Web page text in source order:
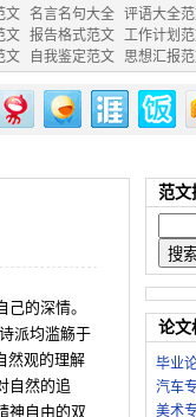
文 名言名句大全 评语大全
文 报告格式范文 工作计划
文 自我鉴定范文 思想汇报
的深情。
派均滥觞于
然观的理解
自然的追
神自由的双
范文
论文
毕业
汽车
美术